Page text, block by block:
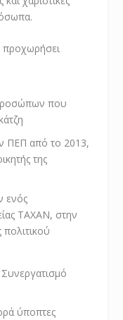
που
ΠΕΠ από το 2013,
της
ενός
TAXAN, στην
ύποπτες